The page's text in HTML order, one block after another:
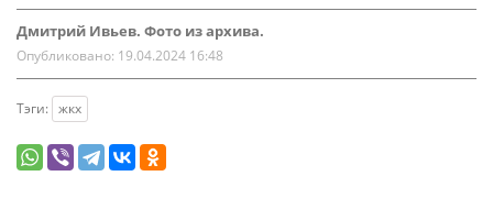
Дмитрий Ивьев. Фото из архива.
Опубликовано: 19.04.2024 16:48
Тэги: жкх